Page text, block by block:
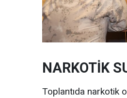
NARKOTİK
Toplantıda narkotik